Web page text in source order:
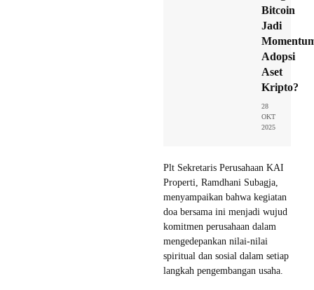
Bitcoin
Jadi
Adopsi
Aset
Kripto?
28
OKT
2025
Plt Sekretaris Perusahaan KAI
Properti, Ramdhani Subagja,
menyampaikan bahwa kegiatan
doa bersama ini menjadi wujud
komitmen perusahaan dalam
mengedepankan nilai-nilai
spiritual dan sosial dalam setiap
langkah pengembangan usaha.